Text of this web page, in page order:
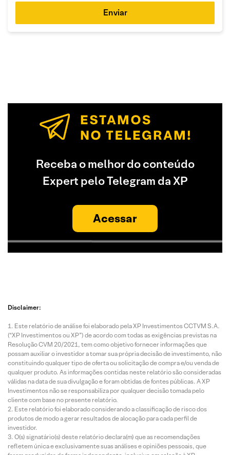
Enviar
Receba o melhor do conteúdo
Expert pelo Telegram da XP
Acessar
Disclaimer:
Este relatório de análise foi elaborado pela XP Investimentos CCTVM S.A.
(“XP Investimentos ou XP”) de acordo com todas as exigências previstas na
Resolução CVM 20/2021, tem como objetivo fornecer informações que
possam auxiliar o investidor a tomar sua própria decisão de investimento, não
constituindo qualquer tipo de oferta ou solicitação de compra e/ou venda de
qualquer produto. As informações contidas neste relatório são consideradas
válidas na data de sua divulgação e foram obtidas de fontes públicas. A XP
Investimentos não se responsabiliza por qualquer decisão tomada pelo
cliente com base no presente relatório.
Este relatório foi elaborado considerando a classificação de risco dos
produtos de modo a gerar resultados de alocação para cada perfil de
investidor.
O(s) signatário(s) deste relatório declara(m) que as recomendações
refletem única e exclusivamente suas análises e opiniões pessoais, que